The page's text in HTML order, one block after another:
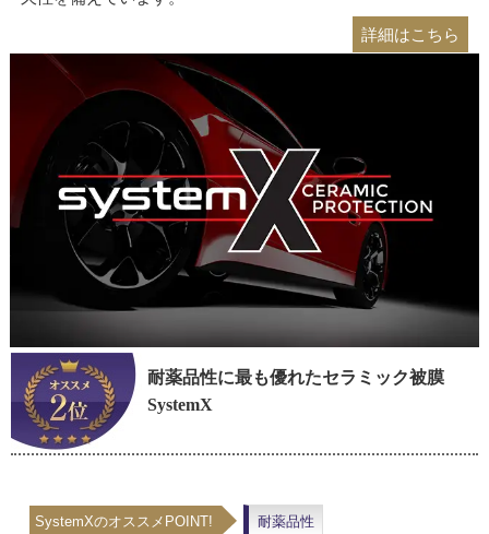
詳細はこちら
耐薬品性に最も優れたセラミック被膜
SystemX
SystemXのオススメPOINT! 耐薬品性